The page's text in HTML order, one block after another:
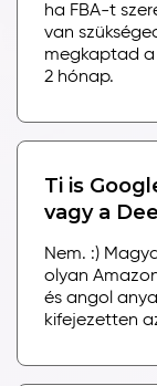
ha FBA-t
van
megkaptad
2 hónap.
Ti is
vagy a
Nem. :)
olyan
és angol
kifejezetten